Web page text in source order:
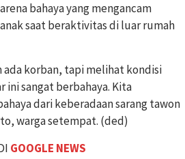
bahaya yang mengancam
saat beraktivitas di luar rumah
ada korban, tapi melihat kondisi
ini sangat berbahaya. Kita
dari keberadaan sarang tawon
warga setempat. (ded)
GOOGLE NEWS